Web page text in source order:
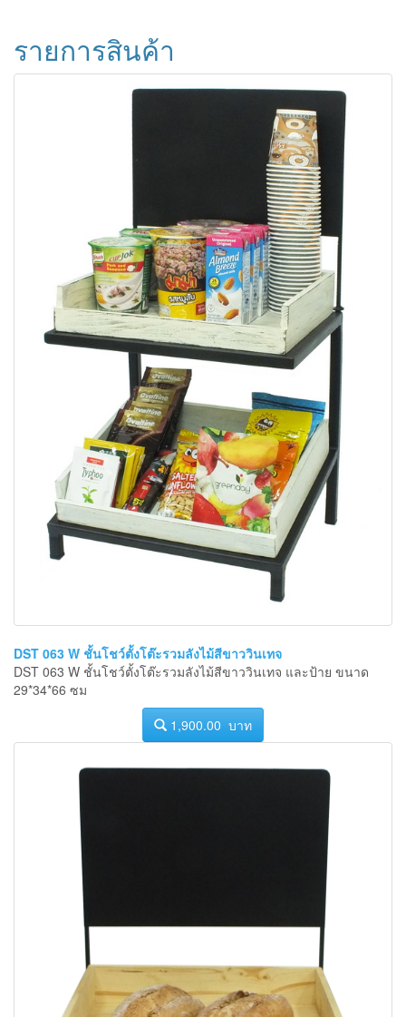
รายการสินค้า
DST 063 W ชั้นโชว์ตั้งโต๊ะรวมลังไม้สีขาววินเทจ
DST 063 W ชั้นโชว์ตั้งโต๊ะรวมลังไม้สีขาววินเทจ และป้าย ขนาด
29*34*66 ซม
1,900.00 บาท